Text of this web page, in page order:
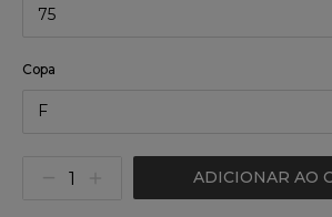
75
Copa
F
ADICIONAR AO